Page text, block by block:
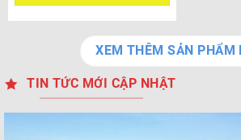
XEM THÊM SẢN PHẨM
TIN TỨC MỚI CẬP NHẬT